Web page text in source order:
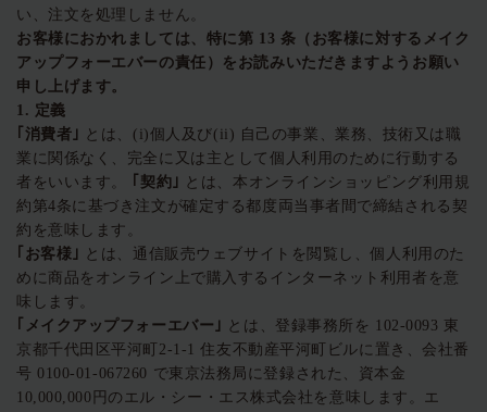
い、注文を処理しません。
お客様におかれましては、特に第 13 条（お客様に対するメイク
アップフォーエバーの責任）をお読みいただきますようお願い
申し上げます。
1. 定義
｢消費者｣ とは、(i)個人及び(ii) 自己の事業、業務、技術又は職
業に関係なく、完全に又は主として個人利用のために行動する
者をいいます。
｢契約｣ とは、本オンラインショッピング利用規
約第4条に基づき注文が確定する都度両当事者間で締結される契
約を意味します。
｢お客様｣ とは、通信販売ウェブサイトを閲覧し、個人利用のた
めに商品をオンライン上で購入するインターネット利用者を意
味します。
｢メイクアップフォーエバー｣ とは、登録事務所を 102-0093 東
京都千代田区平河町2-1-1 住友不動産平河町ビルに置き、会社番
号 0100-01-067260 で東京法務局に登録された、資本金
10,000,000円のエル・シー・エス株式会社を意味します。エ